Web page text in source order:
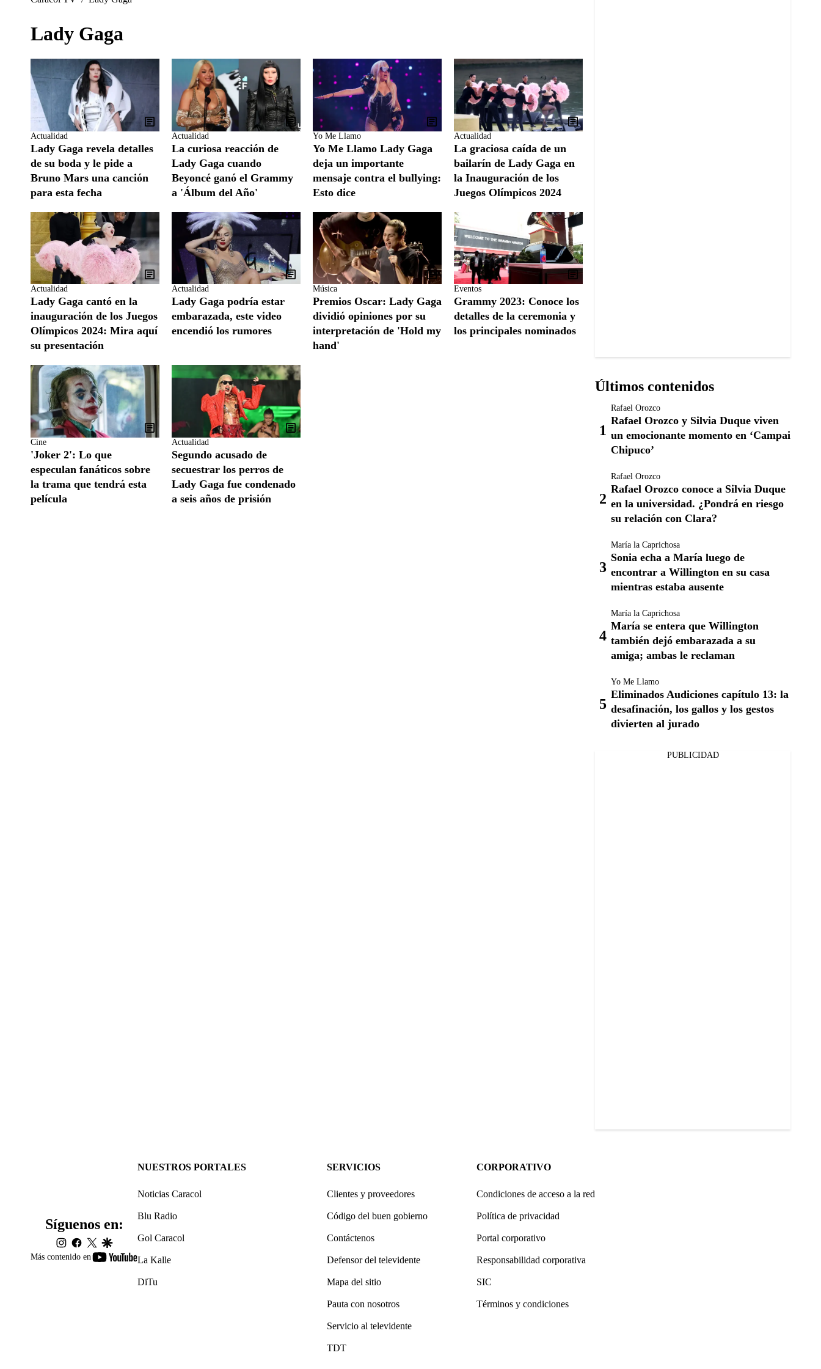
Lady Gaga
Actualidad
Lady Gaga revela detalles
de su boda y le pide a
Bruno Mars una canción
para esta fecha
Actualidad
La curiosa reacción de
Lady Gaga cuando
Beyoncé ganó el Grammy
a 'Álbum del Año'
Yo Me Llamo
Yo Me Llamo Lady Gaga
deja un importante
mensaje contra el bullying:
Esto dice
Actualidad
La graciosa caída de un
bailarín de Lady Gaga en
la Inauguración de los
Juegos Olímpicos 2024
Actualidad
Lady Gaga cantó en la
inauguración de los Juegos
Olímpicos 2024: Mira aquí
su presentación
Actualidad
Lady Gaga podría estar
embarazada, este video
encendió los rumores
Música
Premios Oscar: Lady Gaga
dividió opiniones por su
interpretación de 'Hold my
hand'
Eventos
Grammy 2023: Conoce los
detalles de la ceremonia y
los principales nominados
Cine
'Joker 2': Lo que
especulan fanáticos sobre
la trama que tendrá esta
película
Actualidad
Segundo acusado de
secuestrar los perros de
Lady Gaga fue condenado
a seis años de prisión
Últimos contenidos
Rafael Orozco
Rafael Orozco y Silvia Duque viven
un emocionante momento en ‘Campai
Chipuco’
Rafael Orozco
Rafael Orozco conoce a Silvia Duque
en la universidad. ¿Pondrá en riesgo
su relación con Clara?
María la Caprichosa
Sonia echa a María luego de
encontrar a Willington en su casa
mientras estaba ausente
María la Caprichosa
María se entera que Willington
también dejó embarazada a su
amiga; ambas le reclaman
Yo Me Llamo
Eliminados Audiciones capítulo 13: la
desafinación, los gallos y los gestos
divierten al jurado
PUBLICIDAD
Más contenido en
youtube-
Síguenos en:
instagram
facebook
twittergoogle
NUESTROS PORTALES
Noticias Caracol
Blu Radio
Gol Caracol
La Kalle
DiTu
SERVICIOS
Clientes y proveedores
Código del buen gobierno
Contáctenos
Defensor del televidente
Mapa del sitio
Pauta con nosotros
Servicio al televidente
TDT
CORPORATIVO
Condiciones de acceso a la red
Política de privacidad
Portal corporativo
Responsabilidad corporativa
SIC
Términos y condiciones